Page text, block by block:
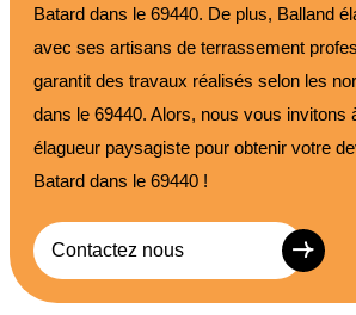
Batard dans le 69440. De plus, Balland
avec ses artisans de terrassement
garantit des travaux réalisés selon les
dans le 69440. Alors, nous vous invitons
élagueur paysagiste pour obtenir votre
Batard dans le 69440 !
Contactez nous